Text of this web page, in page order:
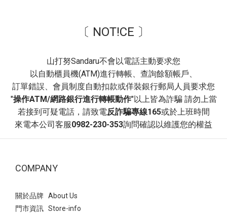
NT$1790 NT$1090瑪莉珍 方頭編織紋一字帶瑪莉珍鞋 NT$1690
輕量瑪莉珍鞋 NT$2190 NT$1490瑪莉珍 真皮雙帶內增高瑪莉珍運
NT$2390 NT$1690瑪莉珍 拼接皮帶扣休閒瑪莉珍鞋 NT$1890
NT$1190瑪莉珍 素面軟皮內增高瑪莉珍鞋 NT$1890 NT$1190
果今年只能買三雙，最推薦 ☑ 方頭短靴：舒適、耐看、極簡潮流核
累、增高自然-趁雙12折扣入手，CP 值真的很划算~ 延伸閱讀冬季
靴款推薦｜顯瘦顯腿長選鞋指南告別髒鞋！清潔保養全攻略，讓愛
鞋常保如新 Bestsellers熱銷推薦短靴 百搭素面厚底瘦瘦短靴(2色)
NT$2190 NT$1490短靴 一字皮帶扣超厚底鬆糕靴(3色) NT$2390
NT$1690短靴 韓團指標輕量加厚鬆糕底短靴(2色) NT$2490
NT$1790短靴 輕量厚底瘦瘦切爾西靴(2色) NT$2490 NT$1790短靴
長靴(3色) NT$2590 NT$1890長靴 扣環造型後拉鍊厚底瘦瘦長靴(2
輕鬆駕馭；時髦的「方頭」設計，為整體造型增添俐落感與個性，
同時保有舒適的穿著空間。約5公分的粗中跟，高度適中，能有效修
能穩固舒適，這雙長靴為「厚重的秋冬」提供了最簡單的穿搭方
式，只需一件單品就能為整體造型增添時髦感，省去繁複的搭配煩
惱。(點我)長靴 純色方頭側壓線粗跟及膝靴 採用經典的馬丁靴外型
設計，這種風格歷久彌新；無論是春夏的輕盈穿搭還是秋冬的厚重
衣物，都能完美融入。選用優質「牛皮面料」，觸感柔軟舒適，並
具有良好的透氣性，確保長時間穿著也能保持雙腳乾爽不悶熱；厚
底增高能有效拉長腿部線條，立即提升視覺比例。是一雙能夠應對
靴 - 百搭樂福鞋經典復古設計：風格百搭，能輕鬆駕馭各種穿搭；採
踝部分，創造視覺輕盈感搭配裙裝：無論長裙、短裙都能輕鬆駕
長度剛好蓋住靴口的寬褲，能顯得俐落有型-➋ 中筒靴：修飾小腿線
條的秘密武器中筒靴的長度約在小腿肚中央，是較難駕馭但修飾效
果極佳的款式配長裙或 A 字裙： 裙襬長度蓋住靴口上方，只露出部
分小腿線條，能更顯高挑。-➌ 長靴（及膝 / 膝上）：最能延伸腿長
比例長靴（包含及膝靴與膝上靴）是打造逆天長腿的神器，透過大
面積的包覆，直接改變腿部線條比例選筒身柔軟且貼合腿型的款式
節。➊ 材質建議：軟皮、彈性絨布是首選軟皮：柔軟的皮質能貼合
別適合長靴或中筒靴，其高彈性能完美包覆腿部曲線，是顯瘦的關
鍵材質過硬或完全無彈性的材質容易造成穿著不適，也容易在特定
〔 NOT!CE 〕
山打努Sandaru不會以電話主動要求您
以自動櫃員機(ATM)進行轉帳、查詢餘額帳戶、
訂單錯誤、會員制度自動扣款或佯裝銀行郵局人員要求您
"操作ATM/網路銀行進行轉帳動作"以上皆為詐騙 請勿上當
若接到可疑電話，請致電反詐騙專線165或於上班時間
來電本公司客服0982-230-353詢問確認以維護您的權益
COMPANY
關於品牌 About Us
門市資訊 Store-info